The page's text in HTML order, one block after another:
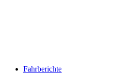
Fahrberichte